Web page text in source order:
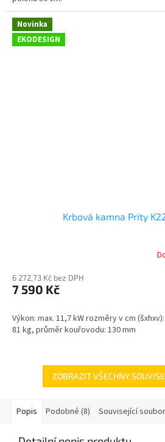
Novinka
EKODESIGN
Krbová kamna Prity
6 272,73 Kč bez DPH
7 590 Kč
Výkon: max. 11,7 kW rozměry v cm
81 kg, průměr kouřovodu: 130 mm
ZOBRAZIT VŠECHNY
Popis Podobné (8) Související